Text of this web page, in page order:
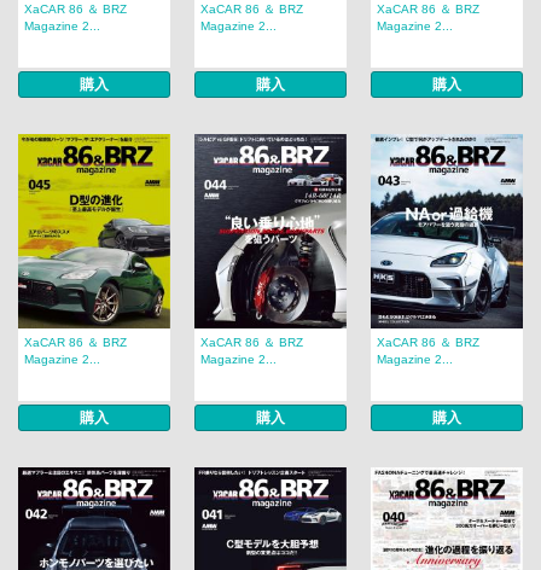
XaCAR 86 ＆ BRZ
Magazine 2...
購入
XaCAR 86 ＆ BRZ
Magazine 2...
購入
XaCAR 86 ＆ BRZ
Magazine 2...
購入
XaCAR 86 ＆ BRZ
Magazine 2...
購入
XaCAR 86 ＆ BRZ
Magazine 2...
購入
XaCAR 86 ＆ BRZ
Magazine 2...
購入